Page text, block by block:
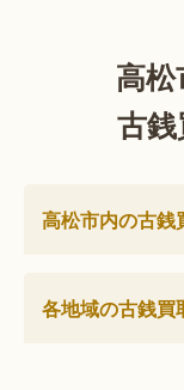
高
古
高松市内の古銭
各地域の古銭買